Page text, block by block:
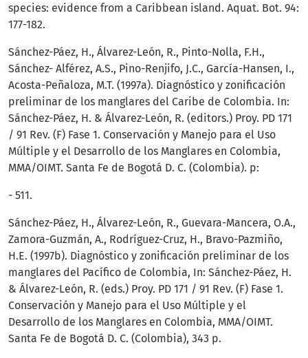
species: evidence from a Caribbean island. Aquat. Bot. 94:
177-182.
Sánchez-Páez, H., Álvarez-León, R., Pinto-Nolla, F.H.,
Sánchez- Alférez, A.S., Pino-Renjifo, J.C., García-Hansen, I.,
Acosta-Peñaloza, M.T. (1997a). Diagnóstico y zonificación
preliminar de los manglares del Caribe de Colombia. In:
Sánchez-Páez, H. & Álvarez-León, R. (editors.) Proy. PD 171
/ 91 Rev. (F) Fase 1. Conservación y Manejo para el Uso
Múltiple y el Desarrollo de los Manglares en Colombia,
MMA/OIMT. Santa Fe de Bogotá D. C. (Colombia). p:
- 511.
Sánchez-Páez, H., Álvarez-León, R., Guevara-Mancera, O.A.,
Zamora-Guzmán, A., Rodríguez-Cruz, H., Bravo-Pazmiño,
H.E. (1997b). Diagnóstico y zonificación preliminar de los
manglares del Pacífico de Colombia, In: Sánchez-Páez, H.
& Álvarez-León, R. (eds.) Proy. PD 171 / 91 Rev. (F) Fase 1.
Conservación y Manejo para el Uso Múltiple y el
Desarrollo de los Manglares en Colombia, MMA/OIMT.
Santa Fe de Bogotá D. C. (Colombia), 343 p.